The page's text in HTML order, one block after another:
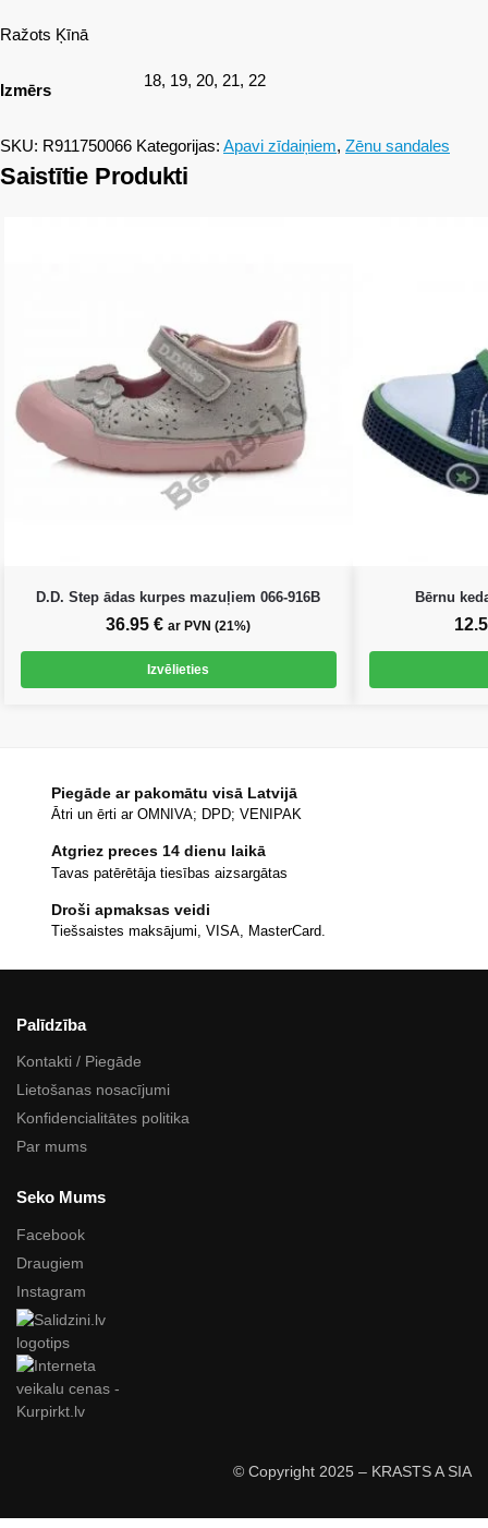
Ražots Ķīnā
Izmērs
18, 19, 20, 21, 22
SKU: R911750066 Kategorijas: Apavi zīdaiņiem, Zēnu sandales
Saistītie Produkti
D.D. Step ādas kurpes mazuļiem 066-916B
36.95€ ar PVN (21%)
Izvēlieties
Bērnu
Piegāde ar pakomātu visā Latvijā
Ātri un ērti ar OMNIVA; DPD; VENIPAK
Atgriez preces 14 dienu laikā
Tavas patērētāja tiesības aizsargātas
Droši apmaksas veidi
Tiešsaistes maksājumi, VISA, MasterCard.
Palīdzība
Kontakti / Piegāde
Lietošanas nosacījumi
Konfidencialitātes politika
Par mums
Seko Mums
Facebook
Draugiem
Instagram
© Copyright 2025 – KRASTS A SIA